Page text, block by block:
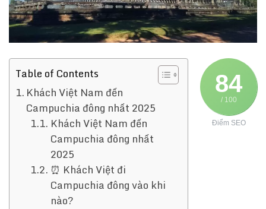
84
/ 100
Điểm SEO
Table of Contents
Khách Việt Nam đến
Campuchia đông nhất 2025
Khách Việt Nam đến
Campuchia đông nhất
2025
⏰ Khách Việt đi
Campuchia đông vào khi
nào?